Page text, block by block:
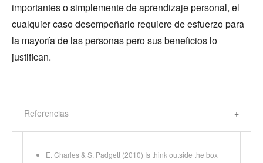
importantes o simplemente de aprendizaje personal, el
cualquier caso desempeñarlo requiere de esfuerzo para
la mayoría de las personas pero sus beneficios lo
justifican.
Referencias
E. Charles & S. Padgett (2010) Is think outside the box